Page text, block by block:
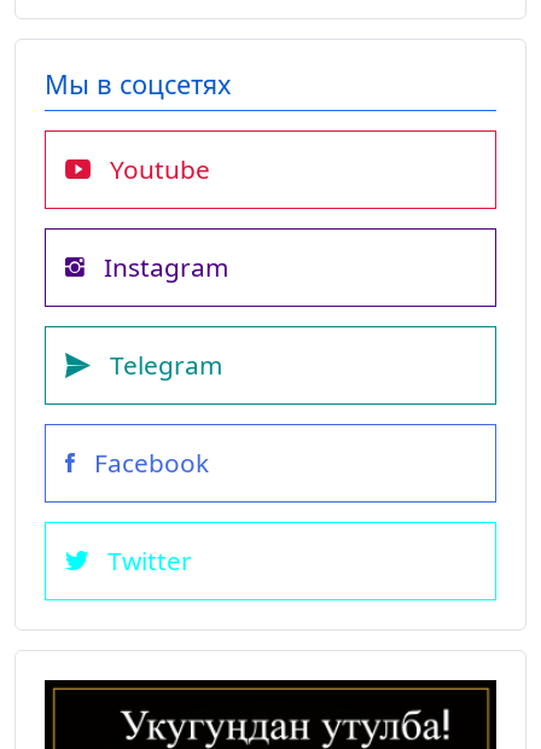
Мы в соцсетях
Youtube
Instagram
Telegram
Facebook
Twitter